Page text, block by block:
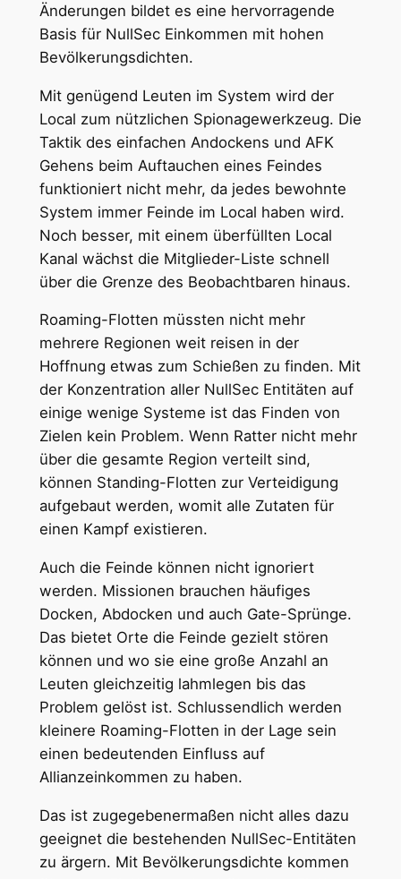
Änderungen bildet es eine hervorragende
Basis für NullSec Einkommen mit hohen
Bevölkerungsdichten.
Mit genügend Leuten im System wird der
Local zum nützlichen Spionagewerkzeug. Die
Taktik des einfachen Andockens und AFK
Gehens beim Auftauchen eines Feindes
funktioniert nicht mehr, da jedes bewohnte
System immer Feinde im Local haben wird.
Noch besser, mit einem überfüllten Local
Kanal wächst die Mitglieder-Liste schnell
über die Grenze des Beobachtbaren hinaus.
Roaming-Flotten müssten nicht mehr
mehrere Regionen weit reisen in der
Hoffnung etwas zum Schießen zu finden. Mit
der Konzentration aller NullSec Entitäten auf
einige wenige Systeme ist das Finden von
Zielen kein Problem. Wenn Ratter nicht mehr
über die gesamte Region verteilt sind,
können Standing-Flotten zur Verteidigung
aufgebaut werden, womit alle Zutaten für
einen Kampf existieren.
Auch die Feinde können nicht ignoriert
werden. Missionen brauchen häufiges
Docken, Abdocken und auch Gate-Sprünge.
Das bietet Orte die Feinde gezielt stören
können und wo sie eine große Anzahl an
Leuten gleichzeitig lahmlegen bis das
Problem gelöst ist. Schlussendlich werden
kleinere Roaming-Flotten in der Lage sein
einen bedeutenden Einfluss auf
Allianzeinkommen zu haben.
Das ist zugegebenermaßen nicht alles dazu
geeignet die bestehenden NullSec-Entitäten
zu ärgern. Mit Bevölkerungsdichte kommen